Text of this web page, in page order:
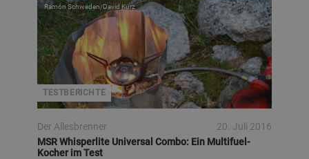
TESTBERICHTE
Ramón Schweden/David Kurz
Der Allesbrenner
20. Juli 2016
MSR Whisperlite Universal Combo: Ein Multifuel-
Kocher im Test